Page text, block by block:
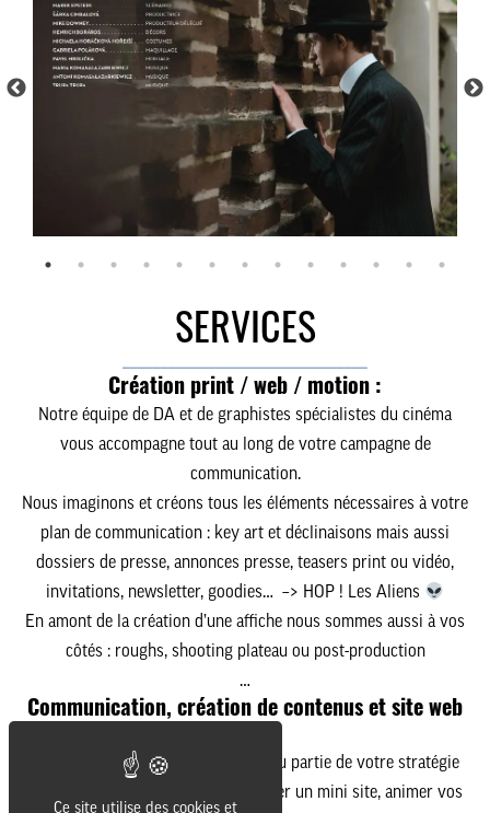
SERVICES
Création print / web / motion :
Notre équipe de DA et de graphistes spécialistes du cinéma
vous accompagne tout au long de votre campagne de
communication.
Nous imaginons et créons tous les éléments nécessaires à votre
plan de communication : key art et déclinaisons mais aussi
dossiers de presse, annonces presse, teasers print ou vidéo,
invitations, newsletter, goodies… –> HOP ! Les Aliens
En amont de la création d’une affiche nous sommes aussi à vos
côtés : roughs, shooting plateau ou post-production
…
Communication, création de contenus et site web
Nous pouvons intervenir sur tout ou partie de votre stratégie
de communication pour un film. Créer un mini site, animer vos
Ce site utilise des cookies et